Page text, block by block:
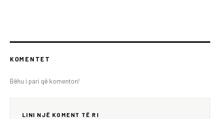
KOMENTET
Bëhu i pari që komenton!
LINI NJË KOMENT TË RI